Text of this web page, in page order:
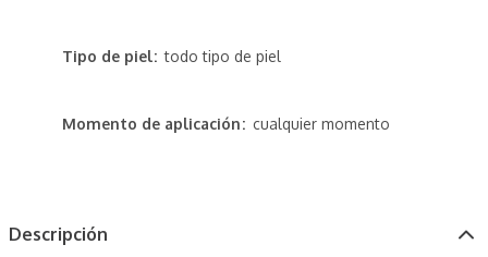
Tipo de piel todo tipo de piel
Momento de aplicación cualquier momento
Descripción